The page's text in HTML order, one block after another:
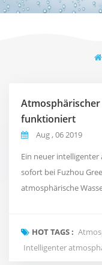
Atmosphärischer
funktioniert
Aug , 06 2019
Ein neuer
sofort bei Fuzhou
atmosphärische
inspirieren lässt. Es
wandelt sie durch
HOT TAGS :
Intelligenter